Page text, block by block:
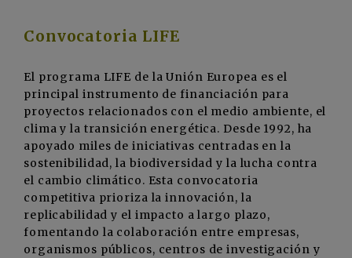
Convocatoria LIFE
El programa LIFE de la Unión Europea es el
principal instrumento de financiación para
proyectos relacionados con el medio ambiente, el
clima y la transición energética. Desde 1992, ha
apoyado miles de iniciativas centradas en la
sostenibilidad, la biodiversidad y la lucha contra
el cambio climático. Esta convocatoria
competitiva prioriza la innovación, la
replicabilidad y el impacto a largo plazo,
fomentando la colaboración entre empresas,
organismos públicos, centros de investigación y